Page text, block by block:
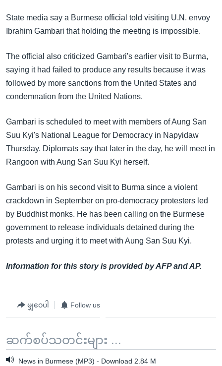
စာမျက်နှာ
ကျော်
ရှာဖွေ
ရန်
နေရာ
သို့
ရန်
ရုပ်ရှင်ထဲက အင်္ဂလိပ်စာ
သုတပဒေသာ အင်္ဂလိပ်စာ
တီဗွီ
ရေဒီယို/တီဗွီအစီအစဉ်
ဗွီအိုအေ လူမှုကွန်ယက်များ
State media say a Burmese official told visiting U.N. envoy
Ibrahim Gambari that holding the meeting is impossible.
The official also criticized Gambari's earlier visit to Burma,
saying it had failed to produce any results because it was
followed by more sanctions from the United States and
condemnation from the United Nations.
Gambari is scheduled to meet with members of Aung San
Suu Kyi's National League for Democracy in Napyidaw
Thursday. Diplomats say that later in the day, he will meet in
Rangoon with Aung San Suu Kyi herself.
Gambari is on his second visit to Burma since a violent
crackdown in September on pro-democracy protesters led
by Buddhist monks. He has been calling on the Burmese
government to release individuals detained during the
protests and urging it to meet with Aung San Suu Kyi.
Information for this story is provided by AFP and AP.
မျှဝေပါ Follow us
ဆက်စပ်သတင်းများ ...
News in Burmese (MP3) - Download 2.84 M